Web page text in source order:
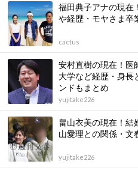
福田典子アナの現在
や経歴・モヤさま卒
cactus
安村直樹の現在！医
大学など経歴・身長
ンドもまとめ
yujitake226
畠山衣美の現在！結
山愛理との関係・文
yujitake226